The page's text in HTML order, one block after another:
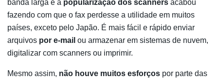
banda larga e a popularização dos scanners acabou
fazendo com que o fax perdesse a utilidade em muitos
países, exceto pelo Japão. É mais fácil e rápido enviar
arquivos por e-mail ou armazenar em sistemas de nuvem,
digitalizar com scanners ou imprimir.
Mesmo assim, não houve muitos esforços por parte das